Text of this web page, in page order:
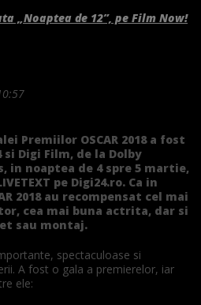
„Noaptea de 12”, pe Film Now!
Premiilor OSCAR 2018 a fost
si Digi Film, de la Dolby
in noaptea de 4 spre 5 martie,
pe Digi24.ro. Ca in
2018 au recompensat cel mai
cea mai buna actrita, dar si
sau montaj.
spectaculoase si
A fost o gala a premierelor, iar
ele: